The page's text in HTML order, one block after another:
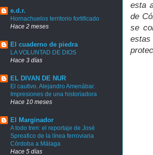
esta
de
se
estas
e.d.r.
Hornachuelos territorio fortificado
Hace 2 meses
El cuaderno de piedra
LA VOLUNTAD DE DIOS
Hace 3 días
EL DIVAN DE NUR
El cautivo. Alejandro Amenábar.
Impresiones de una historiadora
Hace 10 meses
El Marginador
A todo tren: el reportaje de José
Spreafico de la línea ferroviaria
Córdoba a Málaga
Hace 5 días